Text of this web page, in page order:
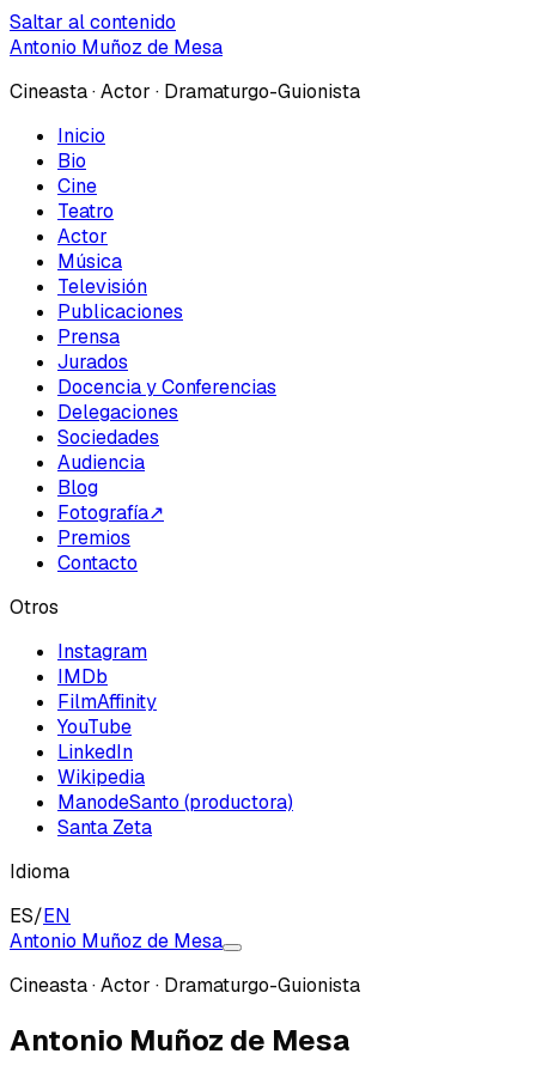
Saltar al contenido
Antonio Muñoz de Mesa
Cineasta · Actor · Dramaturgo-Guionista
Inicio
Bio
Cine
Teatro
Actor
Música
Televisión
Publicaciones
Prensa
Jurados
Docencia y Conferencias
Delegaciones
Sociedades
Audiencia
Blog
Fotografía↗
Premios
Contacto
Otros
Instagram
IMDb
FilmAffinity
YouTube
LinkedIn
Wikipedia
ManodeSanto (productora)
Santa Zeta
Idioma
ES/EN
Antonio Muñoz de Mesa
Cineasta · Actor · Dramaturgo-Guionista
Antonio Muñoz de Mesa